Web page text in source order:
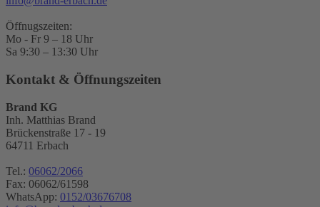
Öffnugszeiten:
Mo - Fr 9 – 18 Uhr
Sa 9:30 – 13:30 Uhr
Kontakt & Öffnungszeiten
Brand KG
Inh. Matthias Brand
Brückenstraße 17 - 19
64711 Erbach
Tel.: 06062/2066
Fax: 06062/61598
WhatsApp: 0152/03676708